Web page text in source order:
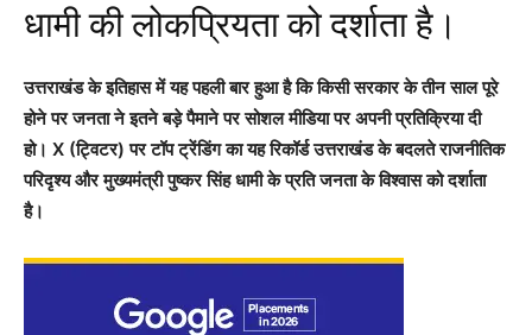
धामी की लोकप्रियता को दर्शाता है।
उत्तराखंड के इतिहास में यह पहली बार हुआ है कि किसी सरकार के तीन साल पूरे
होने पर जनता ने इतने बड़े पैमाने पर सोशल मीडिया पर अपनी प्रतिक्रिया दी
हो। X (ट्विटर) पर टॉप ट्रेंडिंग का यह रिकॉर्ड उत्तराखंड के बदलते राजनीतिक
परिदृश्य और मुख्यमंत्री पुष्कर सिंह धामी के प्रति जनता के विश्वास को दर्शाता
है।